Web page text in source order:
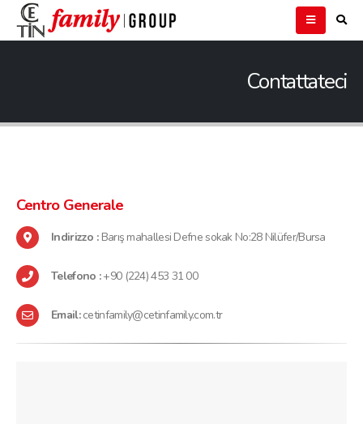
Contattateci
CentroGenerale
Indirizzo : Barış mahallesi Defne sokak No:28 Nilüfer/Bursa
Telefono :+90 (224) 453 31 00
Email:cetinfamily@cetinfamily.com.tr